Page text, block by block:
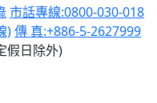
市話專線:0800-030-018
)傳 真:+886-5-2627999
假日除外)